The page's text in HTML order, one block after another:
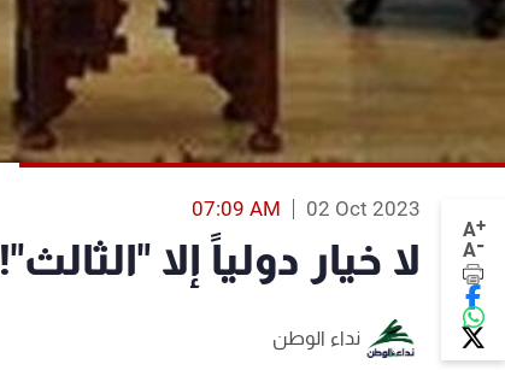
A+
A-
02 Oct 2023
07:09 AM
لا خيار دولياً إلا "الثالث"!
نداء الوطن